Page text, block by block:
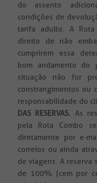
do assento
condições de
tarifa adulto. A
direito de não
cumprirem essa
bom andamento do
situação não for
constrangimentos ou
responsabilidade do
DAS RESERVAS. As
pela Rota Combo
diretamente por e-
correios ou ainda
de viagens. A reserva
de 100% (cem por